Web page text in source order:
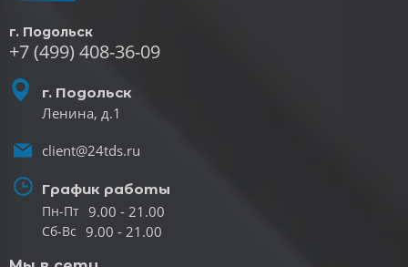
г. Подольск
+7 (499) 408-36-09
г. Подольск
Ленина, д.1
client@24tds.ru
График работы
Пн-Пт 9.00 - 21.00
Сб-Вс 9.00 - 21.00